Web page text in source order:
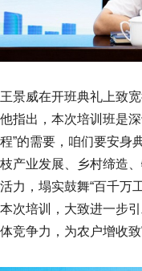
王景威在开班典礼上致
他指出，本次培训班是
程”的需要，咱们要安身
枝产业发展、乡村缔造
活力，塌实鼓舞“百千万
本次培训，大致进一步
体竞争力，为农户增收